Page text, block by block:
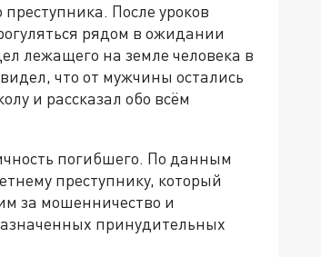
После уроков
рядом в ожидании
лежащего на земле человека в
что от мужчины остались
и рассказал обо всём
погибшего. По данным
преступнику, который
за мошенничество и
принудительных